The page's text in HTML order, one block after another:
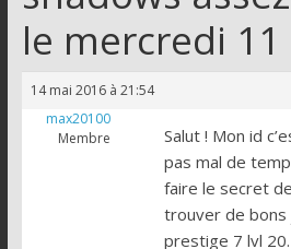
de
Call
Duty
le mercredi 11
14 mai 2016 à 21:54
max20100
Membre
Salut ! Mon id
pas mal de
faire le secret de
trouver de bons
prestige 7 lvl